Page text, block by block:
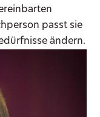
passt sie
ändern.